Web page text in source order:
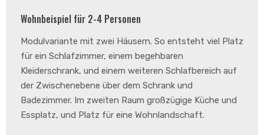
Wohnbeispiel für 2-4 Personen
Modulvariante mit zwei Häusern. So entsteht viel Platz
für ein Schlafzimmer, einem begehbaren
Kleiderschrank, und einem weiteren Schlafbereich auf
der Zwischenebene über dem Schrank und
Badezimmer. Im zweiten Raum großzügige Küche und
Essplatz, und Platz für eine Wohnlandschaft.